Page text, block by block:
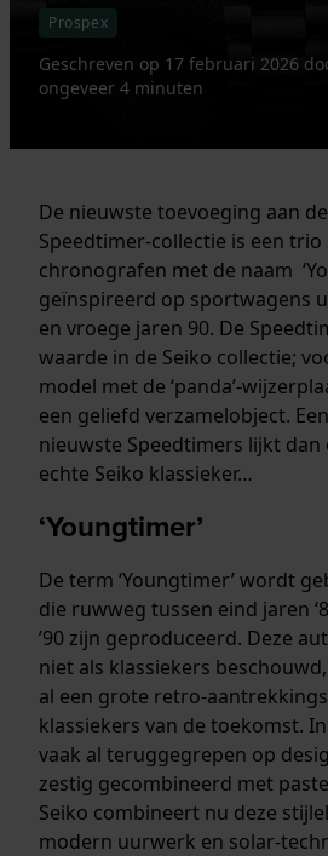
Prospex
Geschreven op 17 februari 2026
ongeveer 4 minuten
De nieuwste toevoeging aan
Speedtimer-collectie is een
chronografen met de naam
geïnspireerd op sportwagens
en vroege jaren 90. De
waarde in de Seiko collectie;
model met de ‘panda’-
een geliefd verzamelobject.
nieuwste Speedtimers lijkt
echte Seiko klassieker…
‘Youngtimer’
De term ‘Youngtimer’ wordt
die ruwweg tussen eind jaren
’90 zijn geproduceerd. Deze
niet als klassiekers
al een grote retro-
klassiekers van de toekomst.
vaak al teruggegrepen op
zestig gecombineerd met
Seiko combineert nu deze
modern uurwerk en solar-